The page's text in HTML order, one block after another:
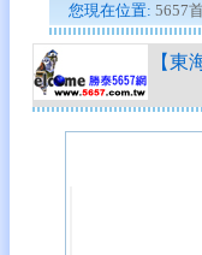
您現在位置: 5657
【東